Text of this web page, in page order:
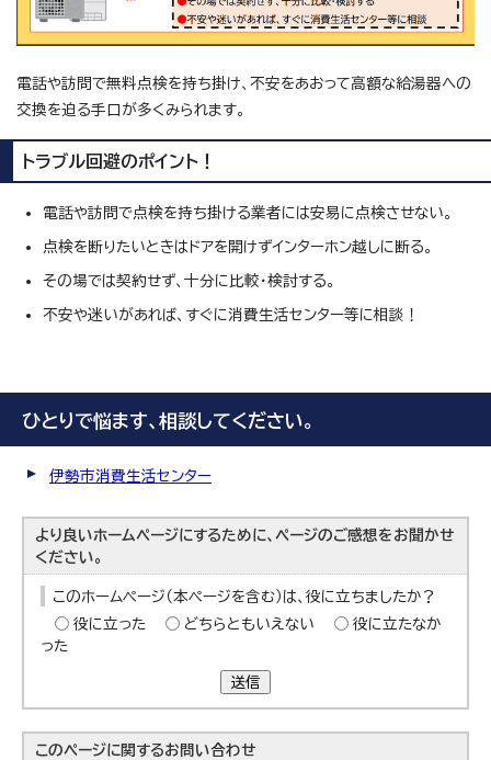
電話や訪問で無料点検を持ち掛け、不安をあおって高額な給湯器への
交換を迫る手口が多くみられます。
トラブル回避のポイント！
電話や訪問で点検を持ち掛ける業者には安易に点検させない。
点検を断りたいときはドアを開けずインターホン越しに断る。
その場では契約せず、十分に比較・検討する。
不安や迷いがあれば、すぐに消費生活センター等に相談！
ひとりで悩ます、相談してください。
伊勢市消費生活センター
より良いホームページにするために、ページのご感想をお聞かせ
ください。
このホームページ（本ページを含む）は、役に立ちましたか？
役に立った
どちらともいえない
役に立たなか
った
送信
このページに関するお問い合わせ